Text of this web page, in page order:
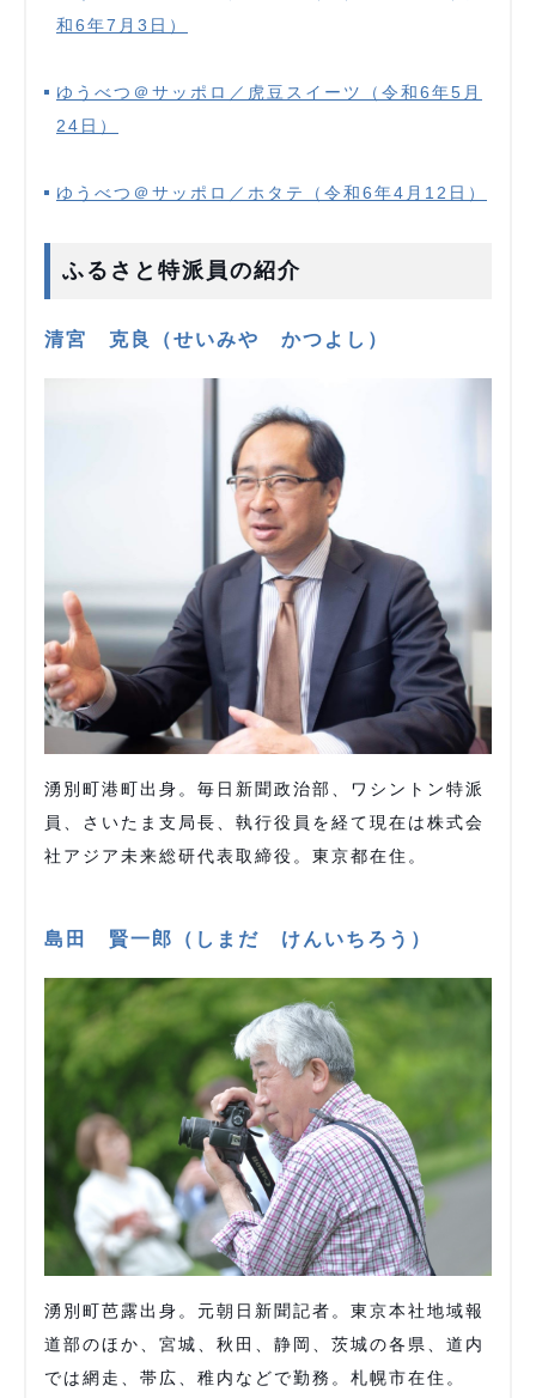
和6年7月3日）
ゆうべつ＠サッポロ／虎豆スイーツ（令和6年5月
24日）
ゆうべつ＠サッポロ／ホタテ（令和6年4月12日）
ふるさと特派員の紹介
清宮 克良（せいみや かつよし）
湧別町港町出身。毎日新聞政治部、ワシントン特派
員、さいたま支局長、執行役員を経て現在は株式会
社アジア未来総研代表取締役。東京都在住。
島田 賢一郎（しまだ けんいちろう）
湧別町芭露出身。元朝日新聞記者。東京本社地域報
道部のほか、宮城、秋田、静岡、茨城の各県、道内
では網走、帯広、稚内などで勤務。札幌市在住。